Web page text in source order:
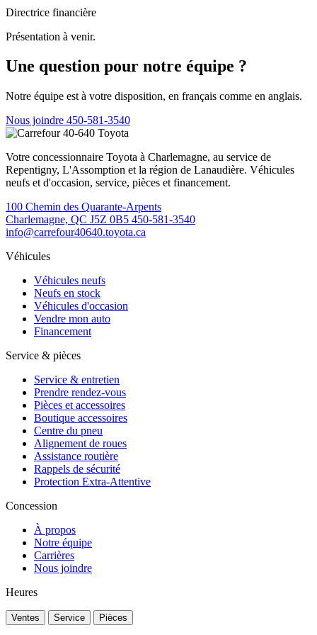
Directrice financière
Présentation à venir.
Une question pour notre équipe ?
Notre équipe est à votre disposition, en français comme en anglais.
Nous joindre 450-581-3540
Votre concessionnaire Toyota à Charlemagne, au service de
Repentigny, L'Assomption et la région de Lanaudière. Véhicules
neufs et d'occasion, service, pièces et financement.
100 Chemin des Quarante-Arpents
Charlemagne, QC J5Z 0B5 450-581-3540
info@carrefour40640.toyota.ca
Véhicules
Véhicules neufs
Neufs en stock
Véhicules d'occasion
Vendre mon auto
Financement
Service & pièces
Service & entretien
Prendre rendez-vous
Pièces et accessoires
Boutique accessoires
Centre du pneu
Alignement de roues
Assistance routière
Rappels de sécurité
Protection Extra-Attentive
Concession
À propos
Notre équipe
Carrières
Nous joindre
Heures
Ventes Service Pièces